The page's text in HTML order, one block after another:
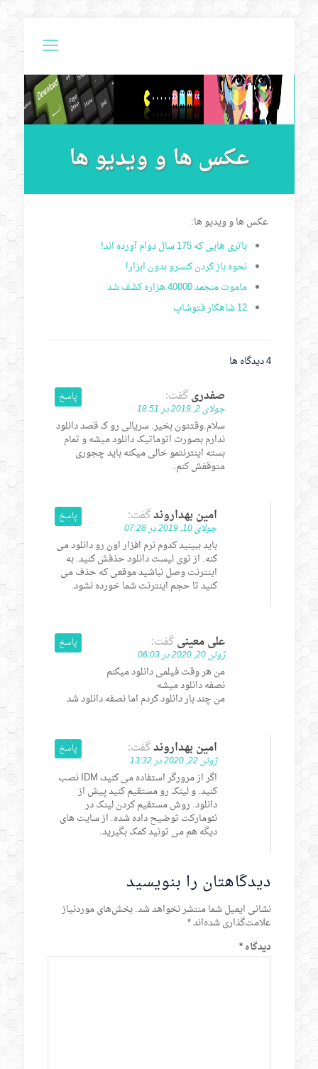
عکس ها و ویدیو ها
عکس ها و ویدیو ها:
باتری هایی که 175 سال دوام آورده اند!
نحوه باز کردن کنسرو بدون ابزار!
ماموت منجمد 40000 هزاره کشف شد
12 شاهکار فتوشاپ
4 دیدگاه ها
صفدریگفت:
جولای 2, 2019 در 18:51
سلام.وقتتون بخیر. سریالی رو ک قصد دانلود
ندارم بصورت اتوماتیک دانلود میشه و تمام
بسته اینترنتمو خالی میکنه باید چجوری
متوقفش کنم.
پاسخ
امین بهداروندگفت:
جولای 10, 2019 در 07:28
باید ببینید کدوم نرم افزار اون رو دانلود می
کنه. از توی لیست دانلود حذفش کنید. به
اینترنت وصل نباشید موقعی که حذف می
کنید تا حجم اینترنت شما خورده نشود.
پاسخ
علی معینیگفت:
ژوئن 20, 2020 در 06:03
من هر وقت فیلمی دانلود میکنم
نصفه دانلود میشه
من چند بار دانلود کردم اما نصفه دانلود شد
پاسخ
امین بهداروندگفت:
ژوئن 22, 2020 در 13:32
اگر از مرورگر استفاده می کنید، IDM نصب
کنید. و لینک رو مستقیم کنید پیش از
دانلود. روش مستقیم کردن لینک در
نئومارکت توضیح داده شده. از سایت های
دیگه هم می تونید کمک بگیرید.
پاسخ
دیدگاهتان را بنویسید
نشانی ایمیل شما منتشر نخواهد شد.بخش‌های موردنیاز
علامت‌گذاری شده‌اند*
دیدگاه*